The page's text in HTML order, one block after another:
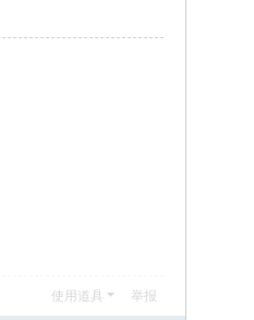
使用道具 举报